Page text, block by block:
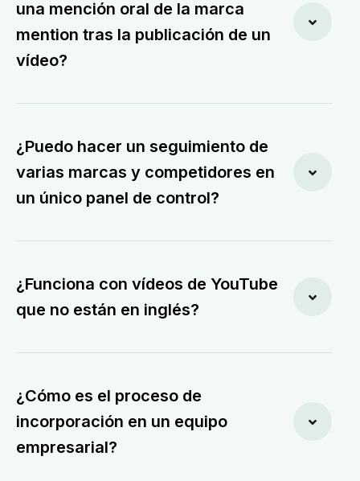
una mención oral de la marca
mention tras la publicación de un
vídeo?
¿Puedo hacer un seguimiento de
varias marcas y competidores en
un único panel de control?
¿Funciona con vídeos de YouTube
que no están en inglés?
¿Cómo es el proceso de
incorporación en un equipo
empresarial?